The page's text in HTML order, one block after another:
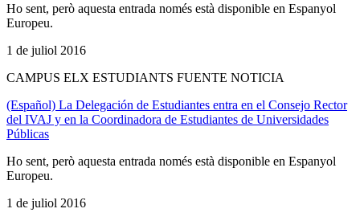
Ho sent, però aquesta entrada només està disponible en Espanyol
Europeu.
1 de juliol 2016
CAMPUS ELX ESTUDIANTS FUENTE NOTICIA
(Español) La Delegación de Estudiantes entra en el Consejo Rector
del IVAJ y en la Coordinadora de Estudiantes de Universidades
Públicas
Ho sent, però aquesta entrada només està disponible en Espanyol
Europeu.
1 de juliol 2016